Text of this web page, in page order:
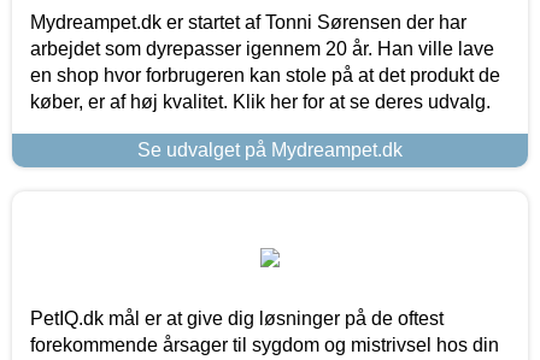
Mydreampet.dk er startet af Tonni Sørensen der har
arbejdet som dyrepasser igennem 20 år. Han ville lave
en shop hvor forbrugeren kan stole på at det produkt de
køber, er af høj kvalitet. Klik her for at se deres udvalg.
Se udvalget på Mydreampet.dk
PetIQ.dk mål er at give dig løsninger på de oftest
forekommende årsager til sygdom og mistrivsel hos din